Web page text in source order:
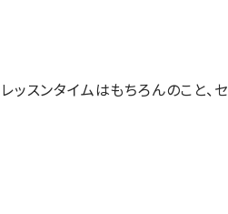
レッスンタイムはもちろんのこと